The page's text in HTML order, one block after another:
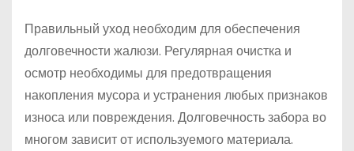
Правильный уход необходим для обеспечения
долговечности жалюзи. Регулярная очистка и
осмотр необходимы для предотвращения
накопления мусора и устранения любых признаков
износа или повреждения. Долговечность забора во
многом зависит от используемого материала.